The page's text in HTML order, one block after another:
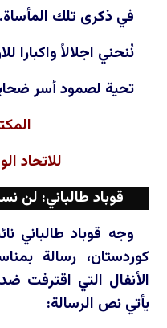
في ذكرى تلك المأساة.
نُنحني اجلالاً واكبارا
تحية لصمود أسر
للاتحاد
قوباد طالباني: لن
وجه قوباد طالباني
كوردستان، رسالة
الأنفال التي اقترفت
يأتي نص الرسالة: